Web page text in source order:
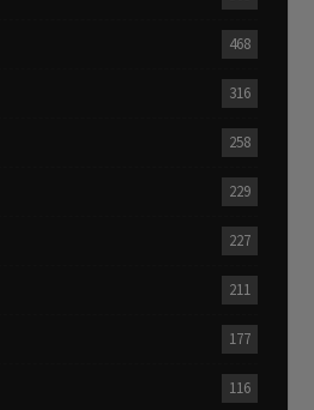
468
316
258
229
227
211
177
116